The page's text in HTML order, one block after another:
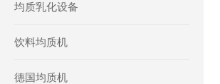
均质乳化设备
饮料均质机
德国均质机